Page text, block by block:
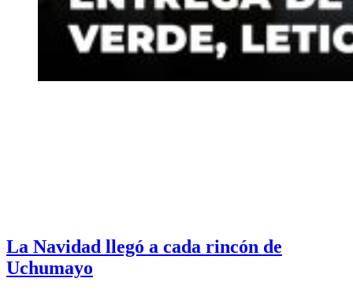
La Navidad llegó a cada rincón de
Uchumayo